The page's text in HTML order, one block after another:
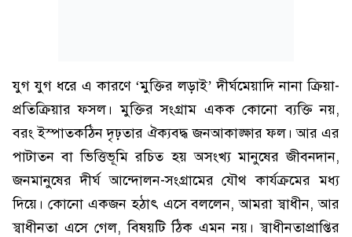
যুগ যুগ ধরে এ কারণে ‘মুক্তির লড়াই’ দীর্ঘমেয়াদি নানা ক্রিয়া-
প্রতিক্রিয়ার ফসল। মুক্তির সংগ্রাম একক কোনো ব্যক্তি নয়,
বরং ইস্পাতকঠিন দৃঢ়তার ঐক্যবদ্ধ জনআকাঙ্ক্ষার ফল। আর এর
পাটাতন বা ভিত্তিভূমি রচিত হয় অসংখ্য মানুষের জীবনদান,
জনমানুষের দীর্ঘ আন্দোলন-সংগ্রামের যৌথ কার্যক্রমের মধ্য
দিয়ে। কোনো একজন হঠাৎ এসে বললেন, আমরা স্বাধীন, আর
স্বাধীনতা এসে গেল, বিষয়টি ঠিক এমন নয়। স্বাধীনতাপ্রাপ্তির